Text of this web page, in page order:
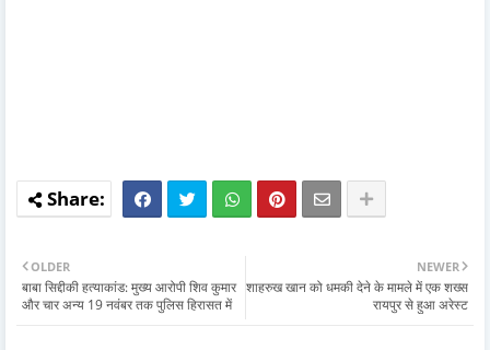
NEWER
शाहरुख खान को धमकी देने के मामले में एक शख्स
रायपुर से हुआ अरेस्ट
OLDER
बाबा सिद्दीकी हत्याकांड: मुख्य आरोपी शिव कुमार
और चार अन्य 19 नवंबर तक पुलिस हिरासत में